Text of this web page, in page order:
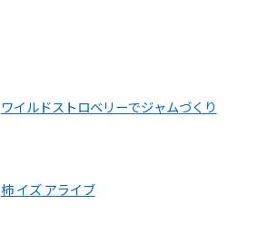
ワイルドストロベリーでジャムづくり
柿 イズ アライブ